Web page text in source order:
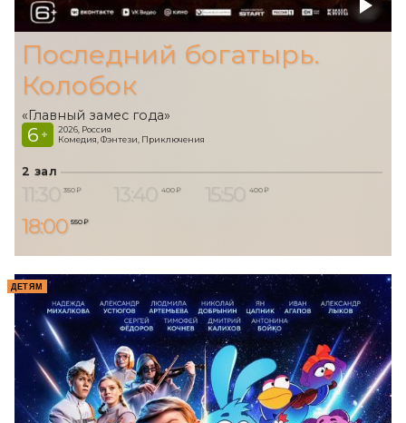
Последний богатырь.
Колобок
«Главный замес года»
6 +
2026, Россия
Комедия, Фэнтези, Приключения
2 зал
11:30 350 ₽ 13:40 400 ₽ 15:50 400 ₽
18:00 550 ₽
ДЕТЯМ